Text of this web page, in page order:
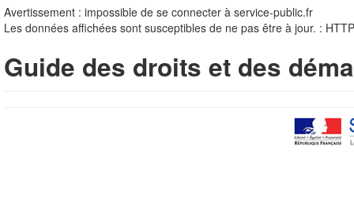
Avertissement : impossible de se connecter à service-public.fr
Les données affichées sont susceptibles de ne pas être à jour. :
Guide des droits et des